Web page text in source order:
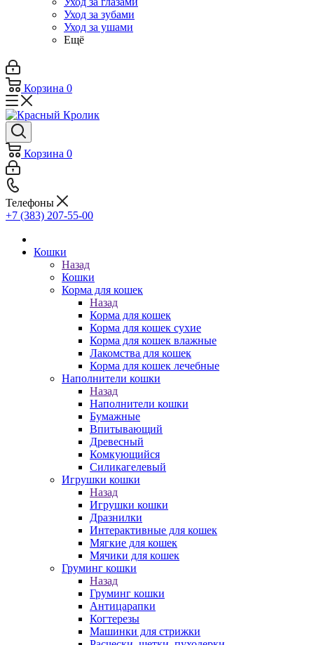
Уход за зубами
Уход за ушами
Ещё
Корзина 0
Корзина 0
Телефоны
+7 (383) 207-55-00
Кошки
Назад
Кошки
Корма для кошек
Назад
Корма для кошек
Корма для кошек сухие
Корма для кошек влажные
Лакомства для кошек
Корма для кошек лечебные
Наполнители кошки
Назад
Наполнители кошки
Бумажные
Впитывающий
Древесный
Комкующийся
Силикагелевый
Игрушки кошки
Назад
Игрушки кошки
Дразнилки
Интерактивные для кошек
Мягкие для кошек
Мячики для кошек
Груминг кошки
Назад
Груминг кошки
Антицарапки
Когтерезы
Машинки для стрижки